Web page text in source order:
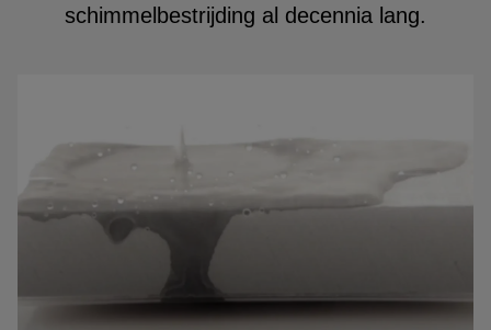
schimmelbestrijding al decennia lang.